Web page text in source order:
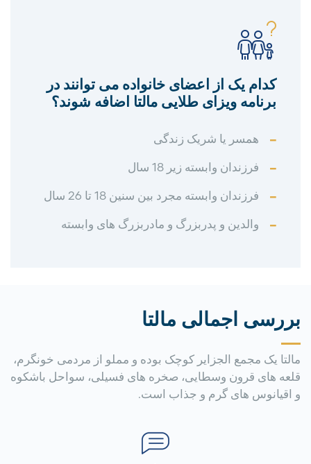
کدام یک از اعضای خانواده می توانند در
برنامه ویزای طلایی مالتا اضافه شوند؟
همسر یا شریک زندگی
فرزندان وابسته زیر 18 سال
فرزندان وابسته مجرد بین سنین 18 تا 26 سال
والدین و پدربزرگ و مادربزرگ های وابسته
بررسی اجمالی مالتا
مالتا یک مجمع الجزایر کوچک بوده و مملو از مردمی خونگرم،
قلعه های قرون وسطایی، صخره های فسیلی، سواحل باشکوه
و اقیانوس های گرم و جذاب است.